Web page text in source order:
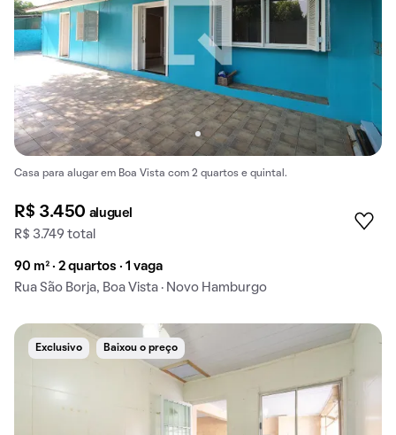
Casa para alugar em Boa Vista com 2 quartos e quintal.
R$ 3.450 aluguel
R$ 3.749 total
90 m² · 2 quartos · 1 vaga
Rua São Borja, Boa Vista · Novo Hamburgo
Exclusivo Baixou o preço